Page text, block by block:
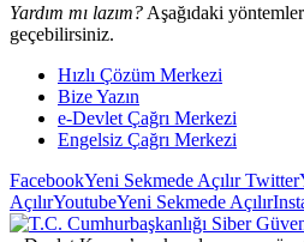
Yardım mı lazım? Aşağıdaki
geçebilirsiniz.
Hızlı Çözüm Merkezi
Bize Yazın
e-Devlet Çağrı Merkezi
Engelsiz Çağrı Merkezi
FacebookYeni Sekmede AçılırTwitter
AçılırYoutubeYeni Sekmede Açılır